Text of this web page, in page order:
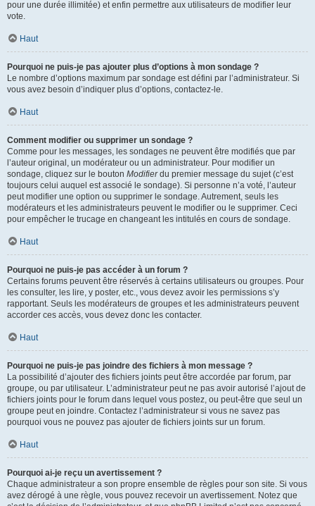
pour une durée illimitée) et enfin permettre aux utilisateurs de modifier leur
vote.
Haut
Pourquoi ne puis-je pas ajouter plus d’options à mon sondage ?
Le nombre d’options maximum par sondage est défini par l’administrateur. Si
vous avez besoin d’indiquer plus d’options, contactez-le.
Haut
Comment modifier ou supprimer un sondage ?
Comme pour les messages, les sondages ne peuvent être modifiés que par
l’auteur original, un modérateur ou un administrateur. Pour modifier un
sondage, cliquez sur le bouton Modifierdu premier message du sujet (c’est
toujours celui auquel est associé le sondage). Si personne n’a voté, l’auteur
peut modifier une option ou supprimer le sondage. Autrement, seuls les
modérateurs et les administrateurs peuvent le modifier ou le supprimer. Ceci
pour empêcher le trucage en changeant les intitulés en cours de sondage.
Haut
Pourquoi ne puis-je pas accéder à un forum ?
Certains forums peuvent être réservés à certains utilisateurs ou groupes. Pour
les consulter, les lire, y poster, etc., vous devez avoir les permissions s’y
rapportant. Seuls les modérateurs de groupes et les administrateurs peuvent
accorder ces accès, vous devez donc les contacter.
Haut
Pourquoi ne puis-je pas joindre des fichiers à mon message ?
La possibilité d’ajouter des fichiers joints peut être accordée par forum, par
groupe, ou par utilisateur. L’administrateur peut ne pas avoir autorisé l’ajout de
fichiers joints pour le forum dans lequel vous postez, ou peut-être que seul un
groupe peut en joindre. Contactez l’administrateur si vous ne savez pas
pourquoi vous ne pouvez pas ajouter de fichiers joints sur un forum.
Haut
Pourquoi ai-je reçu un avertissement ?
Chaque administrateur a son propre ensemble de règles pour son site. Si vous
avez dérogé à une règle, vous pouvez recevoir un avertissement. Notez que